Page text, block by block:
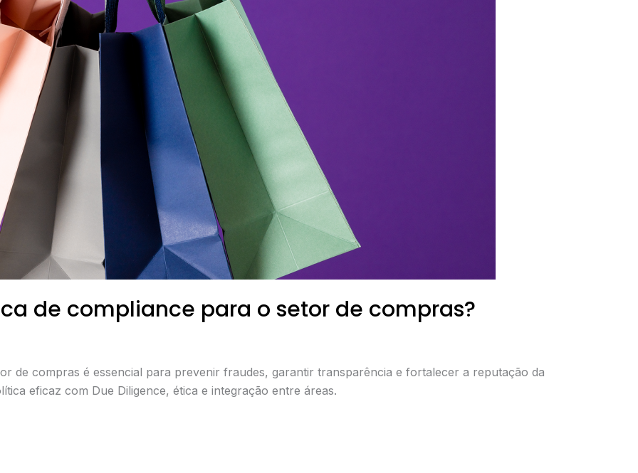
de compliance para o setor de compras?
de compras é essencial para prevenir fraudes, garantir transparência e fortalecer a reputação da
eficaz com Due Diligence, ética e integração entre áreas.